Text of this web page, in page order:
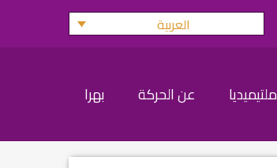
العربية
ملتيميديا عن الحركة بهرا